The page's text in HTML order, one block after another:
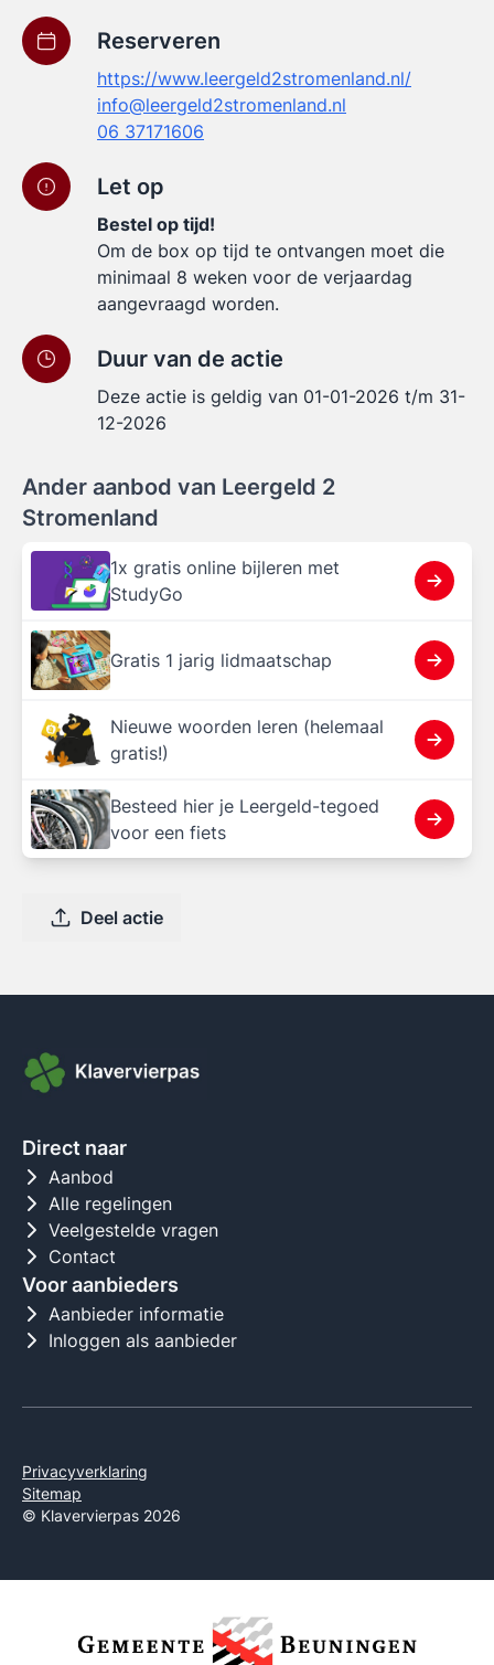
Reserveren
https://www.leergeld2stromenland.nl/
info@leergeld2stromenland.nl
06 37171606
Let op
Bestel op tijd!
Om de box op tijd te ontvangen moet die
minimaal 8 weken voor de verjaardag
aangevraagd worden.
Duur van de actie
Deze actie is geldig van 01-01-2026 t/m 31-
12-2026
Ander aanbod van Leergeld 2
Stromenland
1x gratis online bijleren met
StudyGo
Gratis 1 jarig lidmaatschap
Nieuwe woorden leren (helemaal
gratis!)
Besteed hier je Leergeld-tegoed
voor een fiets
Deel actie
Direct naar
Aanbod
Alle regelingen
Veelgestelde vragen
Contact
Voor aanbieders
Aanbieder informatie
Inloggen als aanbieder
Privacyverklaring
Sitemap
© Klavervierpas 2026